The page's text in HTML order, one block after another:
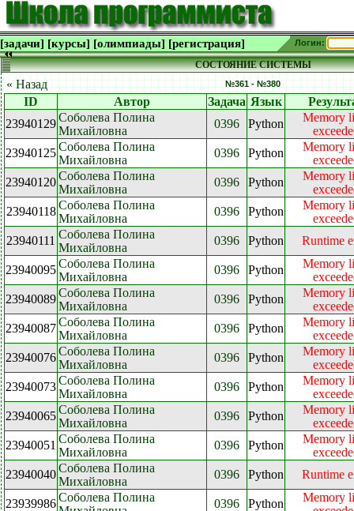
[задачи] [курсы] [олимпиады] [регистрация] Логин:
СОСТОЯНИЕ СИСТЕМЫ
« Назад №361 - №380
ID Автор Задача Язык
23940129Соболева Полина
Михайловна
0396 Python
Memory
23940125Соболева Полина
Михайловна
0396 Python
Memory
23940120Соболева Полина
Михайловна
0396 Python
Memory
23940118 Соболева Полина
Михайловна
0396 Python
Memory
23940111 Соболева Полина
Михайловна
0396 Python Runtime
23940095Соболева Полина
Михайловна
0396 Python
Memory
23940089Соболева Полина
Михайловна
0396 Python
Memory
23940087Соболева Полина
Михайловна
0396 Python
Memory
23940076Соболева Полина
Михайловна
0396 Python
Memory
23940073Соболева Полина
Михайловна
0396 Python
Memory
23940065Соболева Полина
Михайловна
0396 Python
Memory
23940051 Соболева Полина
Михайловна
0396 Python
Memory
23940040Соболева Полина
Михайловна
0396 Python Runtime
23939986Соболева Полина
0396 Python
Memory